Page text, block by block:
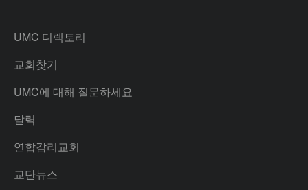
UMC 디렉토리
교회찾기
UMC에 대해 질문하세요
달력
연합감리교회
교단뉴스